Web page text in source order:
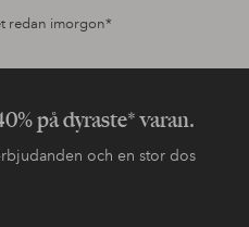
redan imorgon*
på dyraste* varan.
och en stor dos